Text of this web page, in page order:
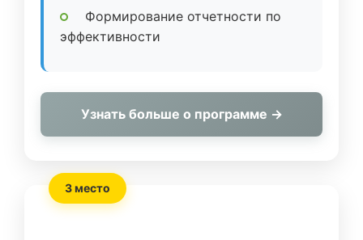
Формирование отчетности по
эффективности
Узнать больше о программе →
3 место